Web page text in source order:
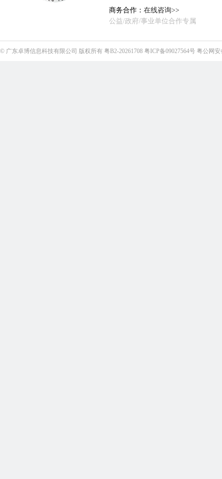
商务合作： 在线咨询>>
公益/政府/事业单位合作专属
© 广东卓博信息科技有限公司 版权所有 粤B2-20261708 粤ICP备09027564号 粤公网安